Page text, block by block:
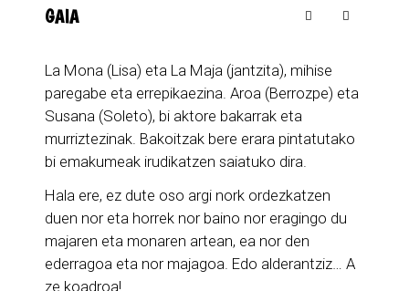
GAIA
La Mona (Lisa) eta La Maja (jantzita), mihise
paregabe eta errepikaezina. Aroa (Berrozpe) eta
Susana (Soleto), bi aktore bakarrak eta
murriztezinak. Bakoitzak bere erara pintatutako
bi emakumeak irudikatzen saiatuko dira.
Hala ere, ez dute oso argi nork ordezkatzen
duen nor eta horrek nor baino nor eragingo du
majaren eta monaren artean, ea nor den
ederragoa eta nor majagoa. Edo alderantziz… A
ze koadroa!